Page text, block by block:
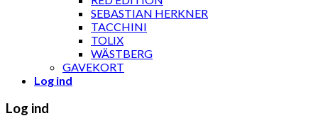
SEBASTIAN HERKNER
TACCHINI
TOLIX
WÄSTBERG
GAVEKORT
Log ind
Log ind